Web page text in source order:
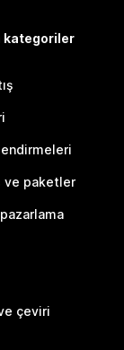
kategoriler
ve paketler
çeviri